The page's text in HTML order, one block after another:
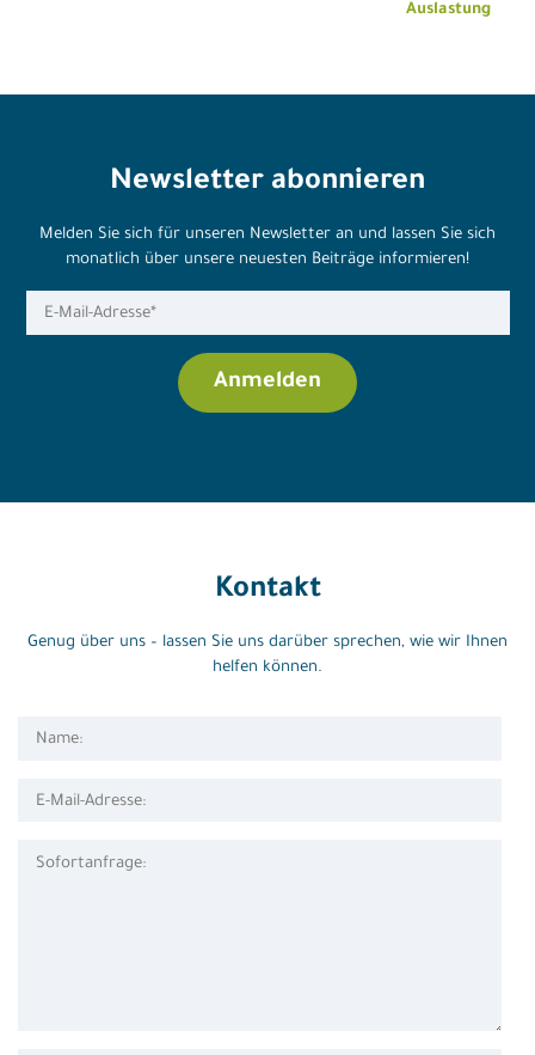
Auslastung
Newsletter abonnieren
Melden Sie sich für unseren Newsletter an und lassen Sie sich
monatlich über unsere neuesten Beiträge informieren!
Kontakt
Genug über uns – lassen Sie uns darüber sprechen, wie wir Ihnen
helfen können.